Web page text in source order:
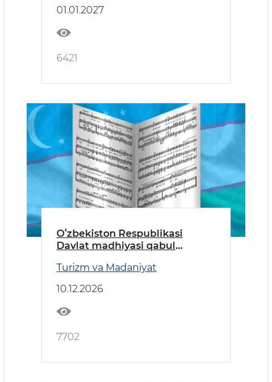
01.01.2027
6421
Oʻzbekiston Respublikasi
Davlat madhiyasi qabul
Turizm va Madaniyat
10.12.2026
7702